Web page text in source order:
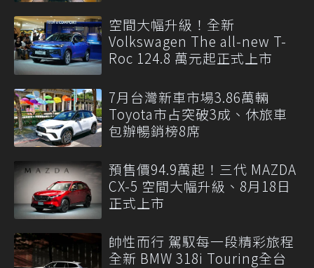
空間大幅升級！全新
Volkswagen The all-new T-
Roc 124.8 萬元起正式上市
7月台灣新車市場3.86萬輛
Toyota市占突破3成、休旅車
包辦暢銷榜8席
預售價94.9萬起！三代 MAZDA
CX-5 空間大幅升級、8月18日
正式上市
帥性而行 駕馭每一段精彩旅程
全新 BMW 318i Touring全台